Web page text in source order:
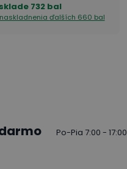
732 bal
ďalších 660 bal
Po-Pia 7:00 - 17:00